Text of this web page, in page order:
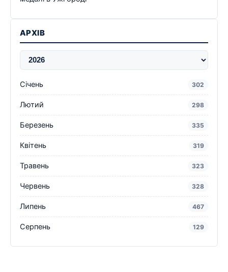
АРХІВ
Січень 302
Лютий 298
Березень 335
Квітень 319
Травень 323
Червень 328
Липень 467
Серпень 129